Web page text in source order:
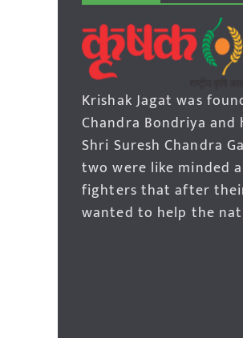
Krishak Jagat was
Chandra Bondriya
Shri Suresh Chandra
two were like minded
fighters that after
wanted to help the